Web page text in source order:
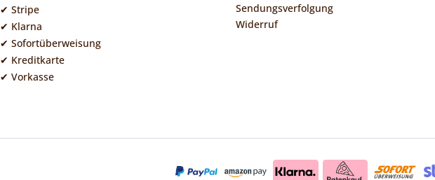
✔ Stripe
✔ Klarna
✔ Sofortüberweisung
✔ Kreditkarte
✔ Vorkasse
Sendungsverfolgung
Widerruf